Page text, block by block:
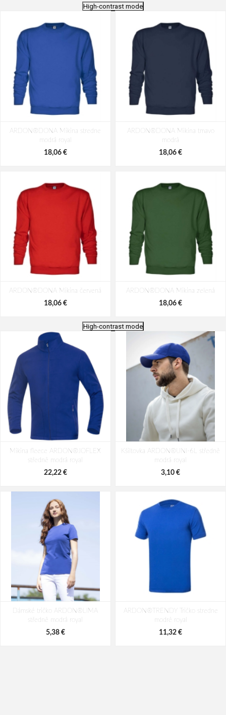
High-contrast mode
ARDON®DONA Mikina stredne
modrá royal
18,06 €
ARDON®DONA Mikina tmavo
modrá
18,06 €
ARDON®DONA Mikina červená
18,06 €
ARDON®DONA Mikina zelená
18,06 €
ARDON®DONA Mikina čierna
18,06 €
Mikina CXS TORONTO, pánska,
stredne modrá
22,68 €
High-contrast mode
Mikina fleece ARDON®JOFLEX
středně modrá royal
22,22 €
Kšiltovka ARDON®UNI-6L středně
modrá royal
3,10 €
Dámské tričko ARDON®LIMA
středně modrá royal
5,38 €
ARDON®TRENDY Tričko stredne
modré royal
11,32 €